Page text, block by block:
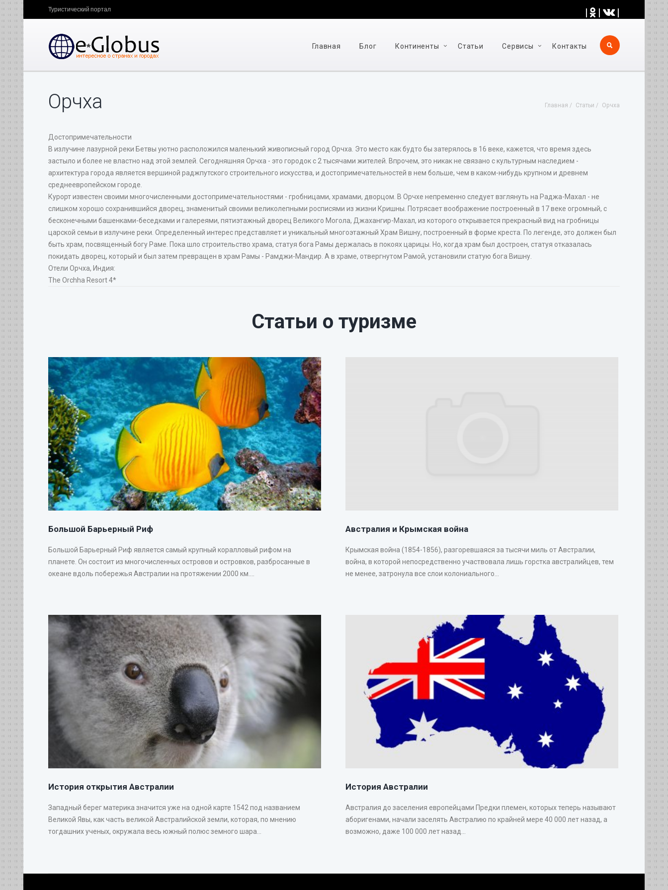
| | |
Туристический портал
Главная Блог Континенты Статьи Cервисы Контакты
Главная Статьи Орчха
Орчха
Достопримечательности
В излучине лазурной реки Бетвы уютно расположился маленький живописный город Орчха. Это место как будто бы затерялось в 16 веке, кажется, что время здесь
застыло и более не властно над этой землей. Сегодняшняя Орчха - это городок с 2 тысячами жителей. Впрочем, это никак не связано с культурным наследием -
архитектура города является вершиной раджпутского строительного искусства, и достопримечательностей в нем больше, чем в каком-нибудь крупном и древнем
среднеевропейском городе.
Курорт известен своими многочисленными достопримечательностями - гробницами, храмами, дворцом. В Орчхе непременно следует взглянуть на Раджа-Махал - не
слишком хорошо сохранившийся дворец, знаменитый своими великолепными росписями из жизни Кришны. Потрясает воображение построенный в 17 веке огромный, с
бесконечными башенками-беседками и галереями, пятиэтажный дворец Великого Могола, Джахангир-Махал, из которого открывается прекрасный вид на гробницы
царской семьи в излучине реки. Определенный интерес представляет и уникальный многоэтажный Храм Вишну, построенный в форме креста. По легенде, это должен был
быть храм, посвященный богу Раме. Пока шло строительство храма, статуя бога Рамы держалась в покоях царицы. Но, когда храм был достроен, статуя отказалась
покидать дворец, который и был затем превращен в храм Рамы - Рамджи-Мандир. А в храме, отвергнутом Рамой, установили статую бога Вишну.
Отели Орчха, Индия:
The Orchha Resort 4*
Статьи о туризме
Большой Барьерный Риф
Большой Барьерный Риф является самый крупный коралловый рифом на
планете. Он состоит из многочисленных островов и островков, разбросанные в
океане вдоль побережья Австралии на протяжении 2000 км....
Австралия и Крымская война
Крымская война (1854-1856), разгоревшаяся за тысячи миль от Австралии,
война, в которой непосредственно участвовала лишь горстка австралийцев, тем
не менее, затронула все слои колониального...
История открытия Австралии
Западный берег материка значится уже на одной карте 1542 под названием
Великой Явы, как часть великой Австралийской земли, которая, по мнению
тогдашних ученых, окружала весь южный полюс земного шара...
История Австралии
Австралия до заселения европейцами Предки племен, которых теперь называют
аборигенами, начали заселять Австралию по крайней мере 40 000 лет назад, а
возможно, даже 100 000 лет назад...